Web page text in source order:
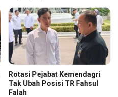
Rotasi Pejabat Kemendagri
Tak Ubah Posisi TR Fahsul
Falah